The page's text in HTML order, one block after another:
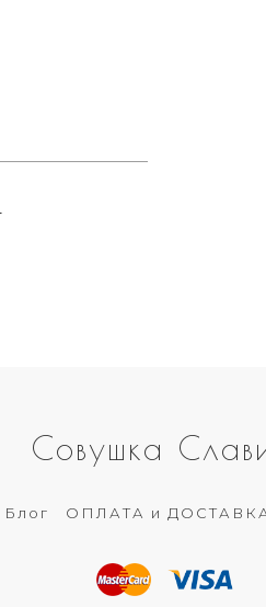
Совушка
Блог ОПЛАТА и